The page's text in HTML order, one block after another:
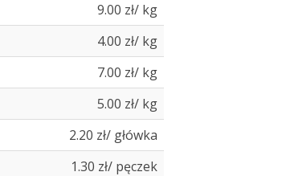
9.00 zł/ kg
4.00 zł/ kg
7.00 zł/ kg
5.00 zł/ kg
2.20 zł/ główka
1.30 zł/ pęczek